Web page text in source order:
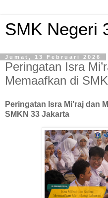
SMK Negeri
Jumat, 13 Februari 2026
Peringatan Isra
Memaafkan di
Peringatan Isra Mi’raj dan
SMKN 33 Jakarta